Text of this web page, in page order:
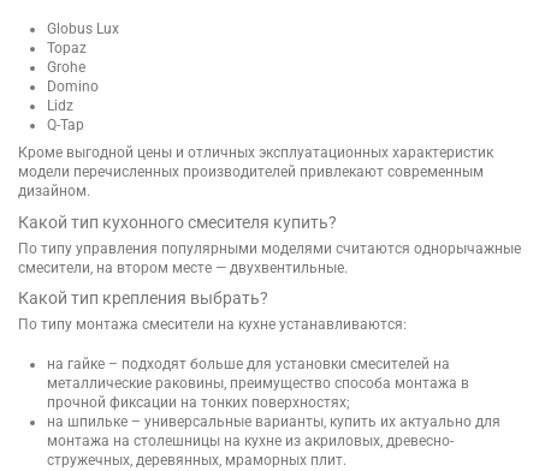
Globus Lux
Topaz
Grohe
Domino
Lidz
Q-Tap
Кроме выгодной цены и отличных эксплуатационных характеристик
модели перечисленных производителей привлекают современным
дизайном.
Какой тип кухонного смесителя купить?
По типу управления популярными моделями считаются однорычажные
смесители, на втором месте — двухвентильные.
Какой тип крепления выбрать?
По типу монтажа смесители на кухне устанавливаются:
на гайке – подходят больше для установки смесителей на
металлические раковины, преимущество способа монтажа в
прочной фиксации на тонких поверхностях;
на шпильке – универсальные варианты, купить их актуально для
монтажа на столешницы на кухне из акриловых, древесно-
стружечных, деревянных, мраморных плит.